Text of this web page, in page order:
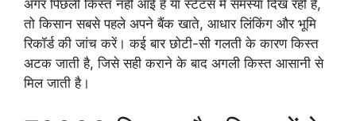
अगर पिछली किस्त नहीं आई है या स्टेटस में समस्या दिख रही है,
तो किसान सबसे पहले अपने बैंक खाते, आधार लिंकिंग और भूमि
रिकॉर्ड की जांच करें। कई बार छोटी-सी गलती के कारण किस्त
अटक जाती है, जिसे सही कराने के बाद अगली किस्त आसानी से
मिल जाती है।